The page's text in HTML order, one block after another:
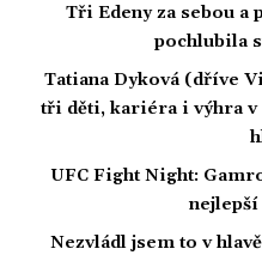
Tři Edeny za sebou a
pochlubila
Tatiana Dyková (dříve
tři děti, kariéra i výhra v
UFC Fight Night:
Nezvládl jsem to v